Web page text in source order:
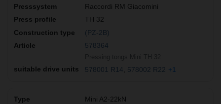
Raccordi RM Giacomini
TH 32
(PZ-2B)
578364
578001 R14 578002 R22 +1
Mini A2-22kN